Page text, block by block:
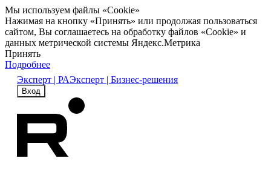
Мы используем файлы «Cookie»
Нажимая на кнопку «Принять» или продолжая пользоваться
сайтом, Вы соглашаетесь на обработку файлов «Cookie» и
данных метрической системы Яндекс.Метрика
Принять
Подробнее
Эксперт | РАЭксперт | Бизнес-решения
Вход